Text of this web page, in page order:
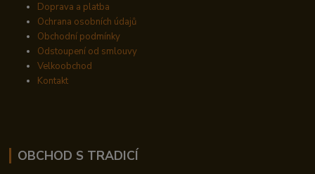
Doprava a platba
Ochrana osobních údajů
Obchodní podmínky
Odstoupení od smlouvy
Velkoobchod
Kontakt
OBCHOD S TRADICÍ